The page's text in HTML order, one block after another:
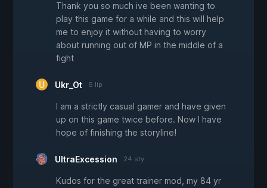
Thank you so much ive been wanting to
play this game for a while and this will help
me to enjoy it without having to worry
about running out of MP in the middle of a
fight
Ukr_Ot 6 lip
I am a strictly casual gamer and have given
up on this game twice before. Now I have
hope of finishing the storyline!
UltraExcession 24 sty
Kudos for the great trainer mod, my 84 yr